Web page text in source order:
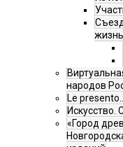
народов
Le
Искусство.
«Город